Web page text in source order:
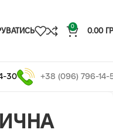
0
0.00
30 +38 (096) 796-14-